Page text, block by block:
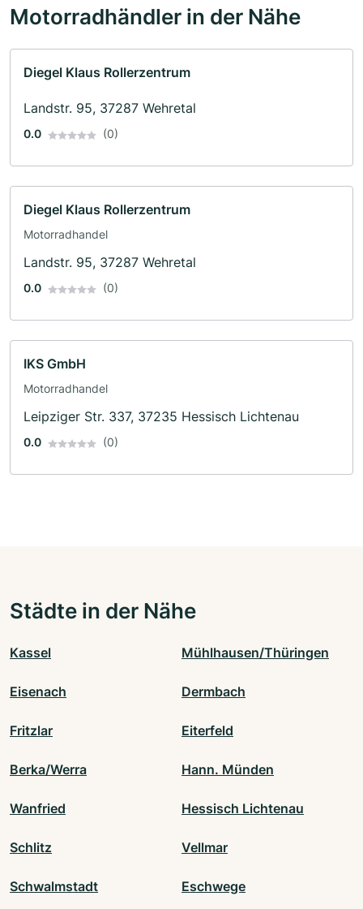
Motorradhändler in der Nähe
Diegel Klaus Rollerzentrum
Landstr. 95, 37287 Wehretal
0.0 (0)
Diegel Klaus Rollerzentrum
Motorradhandel
Landstr. 95, 37287 Wehretal
0.0 (0)
IKS GmbH
Motorradhandel
Leipziger Str. 337, 37235 Hessisch Lichtenau
0.0 (0)
Städte in der Nähe
Kassel Mühlhausen/Thüringen
Eisenach Dermbach
Fritzlar Eiterfeld
Berka/Werra Hann. Münden
Wanfried Hessisch Lichtenau
Schlitz Vellmar
Schwalmstadt Eschwege